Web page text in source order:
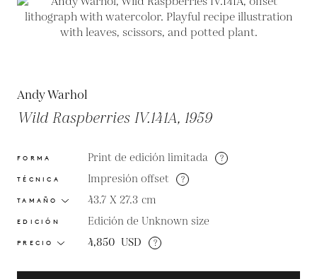
Andy Warhol
Wild Raspberries IV.141A, 1959
FORMA Print de edición limitada ?
TÉCNICA Impresión offset ?
TAMAÑO 43.7 X 27.3 cm
EDICIÓN Edición de Unknown size
PRECIO 4,850 USD ?